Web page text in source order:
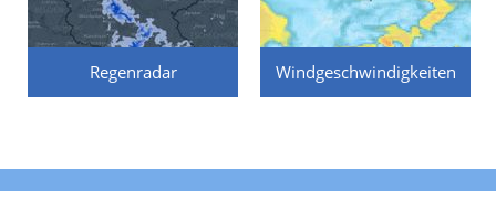
Regenradar Windgeschwindigkeiten